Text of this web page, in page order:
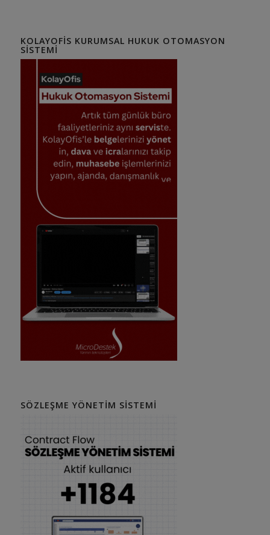
KOLAYOFIS KURUMSAL HUKUK OTOMASYON
SISTEMI
SÖZLEŞME YÖNETIM SISTEMI